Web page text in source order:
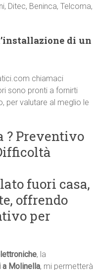
Ditec, Beninca, Telcoma,
di un
chiamaci
sono pronti a fornirti
per valutare al meglio le
? Preventivo
fuori casa,
offrendo
per
, la
Molinella, mi permetterà